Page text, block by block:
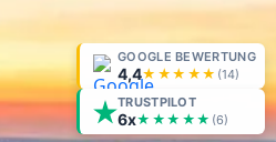
GOOGLE BEWERTUNG
4,4★★★★★ (14)
TRUSTPILOT
6x★★★★★ (6)